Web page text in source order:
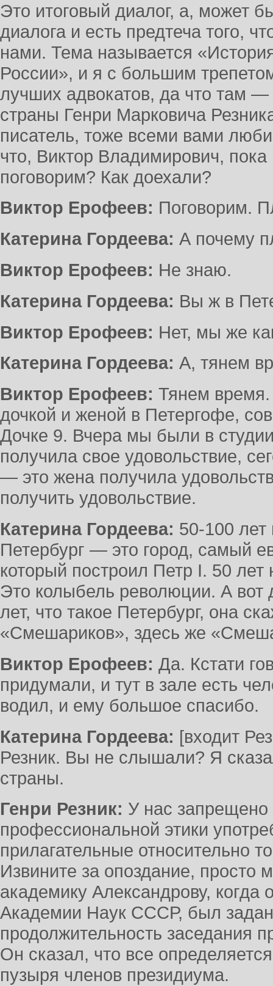
Это итоговый диалог, а, может
диалога и есть предтеча того,
нами. Тема называется
России», и я с большим
лучших адвокатов, да что там
страны Генри Марковича
писатель, тоже всеми вами
что, Виктор Владимирович,
поговорим? Как доехали?
Виктор Ерофеев: Поговорим.
Катерина Гордеева: А почему
Виктор Ерофеев: Не знаю.
Катерина Гордеева: Вы ж в
Виктор Ерофеев: Нет, мы же
Катерина Гордеева: А, тянем
Виктор Ерофеев: Тянем
дочкой и женой в Петергофе,
Дочке 9. Вчера мы были в
получила свое удовольствие,
— это жена получила
получить удовольствие.
Катерина Гордеева: 50-100 лет
Петербург — это город, самый
который построил Петр I. 50 лет
Это колыбель революции. А вот
лет, что такое Петербург, она
«Смешариков», здесь же
Виктор Ерофеев: Да. Кстати
придумали, и тут в зале есть
водил, и ему большое спасибо.
Катерина Гордеева: [входит
Резник. Вы не слышали? Я
страны.
Генри Резник: У нас запрещено
профессиональной этики
прилагательные относительно
Извините за опоздание, просто
академику Александрову, когда
Академии Наук СССР, был задан
продолжительность заседания
Он сказал, что все
пузыря членов президиума.